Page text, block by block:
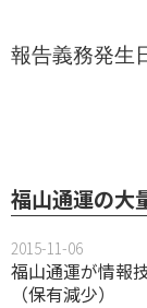
報告義務発生
福山通運の大
2015-11-06
福山通運が情報
（保有減少）